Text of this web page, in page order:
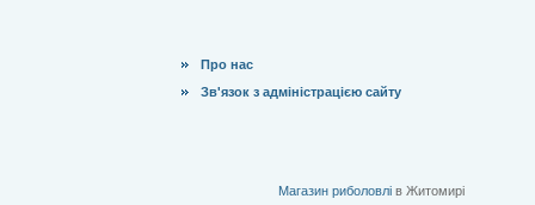
Про нас
Зв'язок з адміністрацією сайту
Магазин риболовлів Житомирі